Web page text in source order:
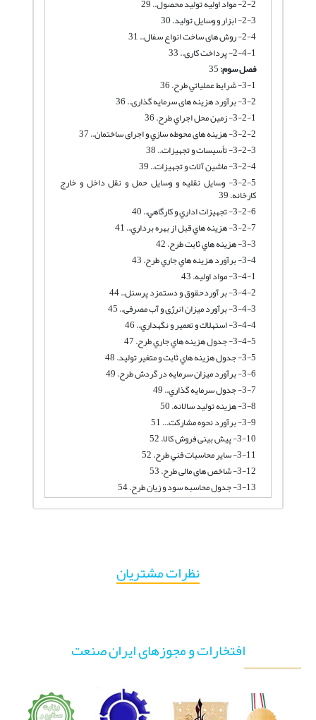
2-2- مواد اولیه تولید محصول.. 29
2-3- ابزار و وسایل تولید. 30
2-4- روش های ساخت انواع سفال.. 31
2-4-1- پرداخت کاری.. 33
فصل سوم:
3-1- شرايط عملياتي طرح. 36
3-2- برآورد هزینه های سرمایه گذاری.. 36
3-2-1- زمين محل اجراي طرح. 36
3-2-2- هزینه های محوطه سازي و اجرای ساختمان.. 37
3-2-3- تأسيسات و تجهيزات.. 38
3-2-4- ماشین آلات و تجهیزات.. 39
3-2-5- وسايل نقليه و وسايل حمل و نقل داخل و خارج
كارخانه. 39
3-2-6- تجهيزات اداري و كارگاهي.. 40
3-2-7- هزينه هاي قبل از بهره برداري.. 41
3-3- هزينه هاي ثابت طرح. 42
3-4- برآورد هزينه هاي جاري طرح. 43
3-4-1- مواد اوليه. 43
3-4-2- بر آوردحقوق و دستمزد پرسنل.. 44
3-4-3- برآورد میزان انرژی و آب مصرفی.. 45
3-4-4- استهلاك و تعمير و نگهداري.. 46
3-4-5- جدول هزينه هاي جاري طرح. 47
3-5- جدول هزينه هاي ثابت و متغير توليد. 48
3-6- برآورد میزان سرمایه در گردش طرح. 49
3-7- جدول سرمايه گذاري.. 49
3-8- هزینه تولید سالانه. 50
3-9- برآورد نحوه مشارکت... 51
3-10- پیش بینی فروش کالا. 52
3-11- ساير محاسبات فني طرح. 52
3-12- شاخص های مالی طرح. 53
3-13- جدول محاسبه سود و زیان طرح. 54
نظرات مشتریان
افتخارات و مجوزهای ایران صنعت